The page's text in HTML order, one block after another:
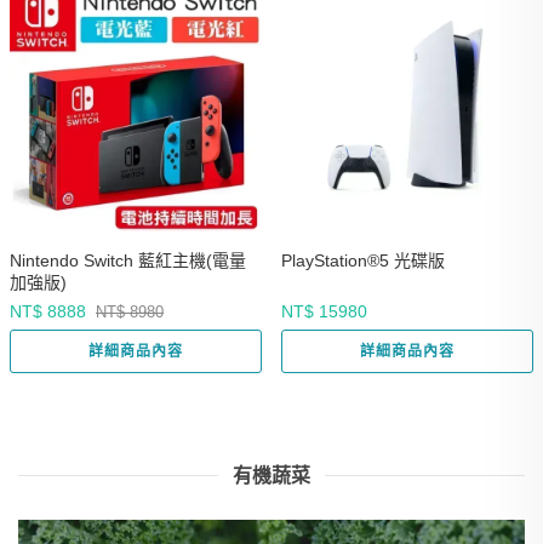
Nintendo Switch 藍紅主機(電量
加強版)
NT$ 8888
NT$ 8980
詳細商品內容
PlayStation®5 光碟版
NT$ 15980
詳細商品內容
有機蔬菜